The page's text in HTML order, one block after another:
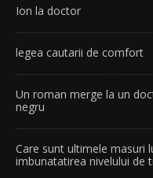
Ion la doctor
legea cautarii de comfort
Un roman merge la un
negru
Care sunt ultimele masuri
imbunatatirea nivelului de